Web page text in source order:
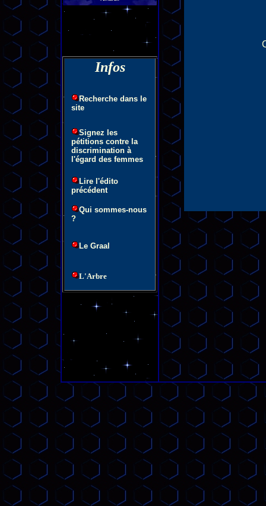
Infos
Recherche dans le
site
Signez les
pétitions contre la
discrimination à
l'égard des femmes
Lire l'édito
précédent
Qui sommes-nous
?
Le Graal
L'Arbre